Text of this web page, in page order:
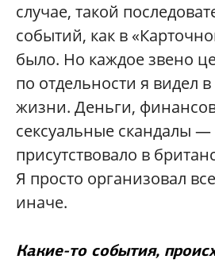
случае, такой
событий, как в
было. Но каждое звено
по отдельности я видел
жизни. Деньги,
сексуальные скандалы —
присутствовало в
Я просто организовал
иначе.
Какие-то события,